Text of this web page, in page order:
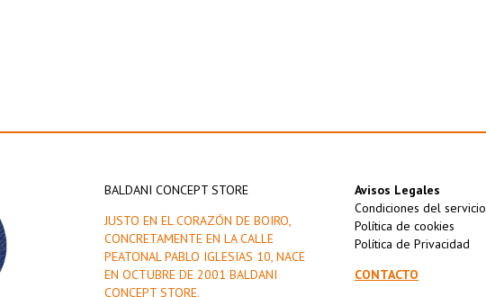
BALDANI CONCEPT STORE
JUSTO EN EL CORAZÓN DE BOIRO,
CONCRETAMENTE EN LA CALLE
PEATONAL PABLO IGLESIAS 10, NACE
EN OCTUBRE DE 2001 BALDANI
CONCEPT STORE.
Avisos Legales
Condiciones del servicio
Política de cookies
Política de Privacidad
CONTACTO